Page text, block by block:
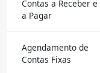
Contas a Receber e
a Pagar
Agendamento de
Contas Fixas